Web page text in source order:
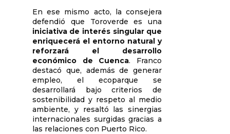
En ese mismo acto, la consejera
defendió que Toroverde es una
iniciativa de interés singular que
enriquecerá el entorno natural y
reforzará el desarrollo
económico de Cuenca. Franco
destacó que, además de generar
empleo, el ecoparque se
desarrollará bajo criterios de
sostenibilidad y respeto al medio
ambiente, y resaltó las sinergias
internacionales surgidas gracias a
las relaciones con Puerto Rico.